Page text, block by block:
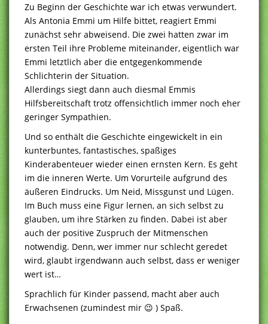
Zu Beginn der Geschichte war ich etwas verwundert.
Als Antonia Emmi um Hilfe bittet, reagiert Emmi
zunächst sehr abweisend. Die zwei hatten zwar im
ersten Teil ihre Probleme miteinander, eigentlich war
Emmi letztlich aber die entgegenkommende
Schlichterin der Situation.
Allerdings siegt dann auch diesmal Emmis
Hilfsbereitschaft trotz offensichtlich immer noch eher
geringer Sympathien.
Und so enthält die Geschichte eingewickelt in ein
kunterbuntes, fantastisches, spaßiges
Kinderabenteuer wieder einen ernsten Kern. Es geht
im die inneren Werte. Um Vorurteile aufgrund des
äußeren Eindrucks. Um Neid, Missgunst und Lügen.
Im Buch muss eine Figur lernen, an sich selbst zu
glauben, um ihre Stärken zu finden. Dabei ist aber
auch der positive Zuspruch der Mitmenschen
notwendig. Denn, wer immer nur schlecht geredet
wird, glaubt irgendwann auch selbst, dass er weniger
wert ist…
Sprachlich für Kinder passend, macht aber auch
Erwachsenen (zumindest mir 😉 ) Spaß.